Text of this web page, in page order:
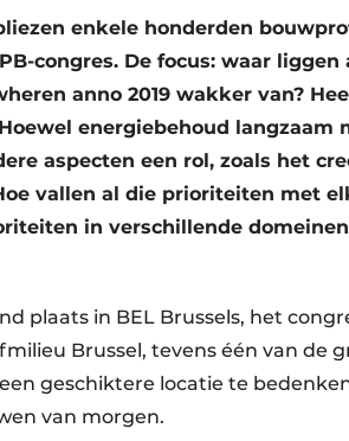
enkele honderden
congres. De focus: waar liggen
anno 2019 wakker van?
energiebehoud langzaam
aspecten een rol, zoals het
vallen al die prioriteiten met
in verschillende
plaats in BEL Brussels, het
Brussel, tevens één van de
geschiktere locatie te
van morgen.